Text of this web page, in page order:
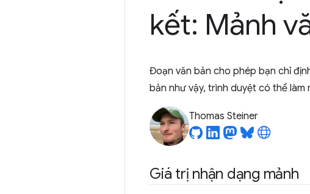
kết: Mảnh
Đoạn văn bản cho phép bạn chỉ
bản như vậy, trình duyệt có thể
Thomas Steiner
Giá trị nhận dạng mảnh